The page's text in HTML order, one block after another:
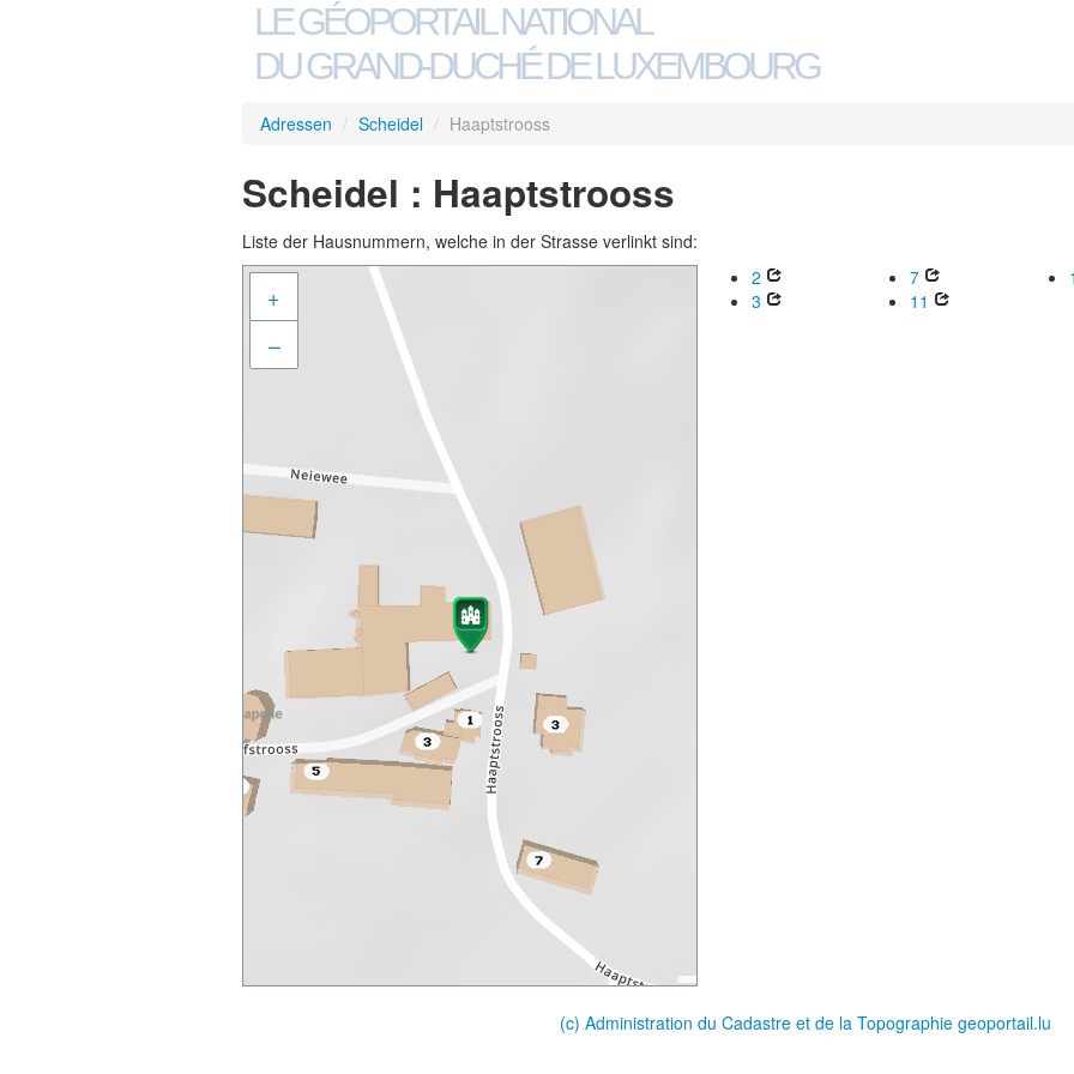
LE GÉOPORTAIL NATIONAL
DU GRAND-DUCHÉ DE LUXEMBOURG
Adressen / Scheidel / Haaptstrooss
Scheidel : Haaptstrooss
Liste der Hausnummern, welche in der Strasse verlinkt sind:
+
–
2
3
7
11
(c) Administration du Cadastre et de la Topographie geoportail.lu